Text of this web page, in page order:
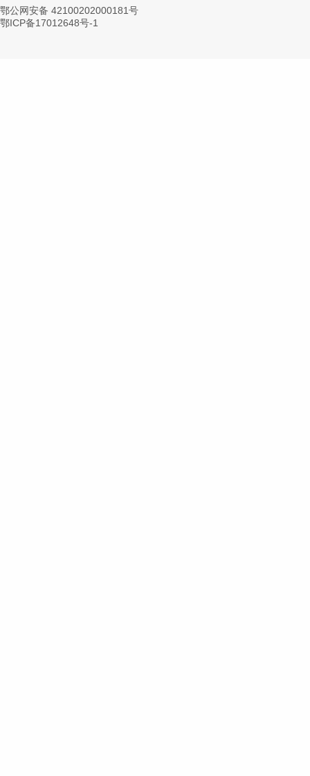
鄂公网安备 42100202000181号
鄂ICP备17012648号-1